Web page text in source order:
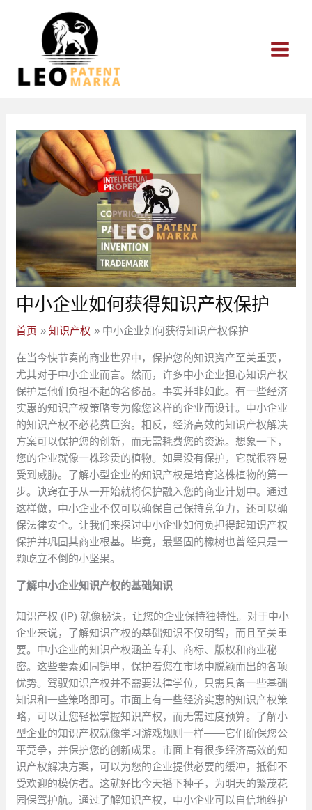
中小企业如何获得知识产权保护
首页 知识产权 中小企业如何获得知识产权保护
在当今快节奏的商业世界中，保护您的知识资产至关重要，
尤其对于中小企业而言。然而，许多中小企业担心知识产权
保护是他们负担不起的奢侈品。事实并非如此。有一些经济
实惠的知识产权策略专为像您这样的企业而设计。中小企业
的知识产权不必花费巨资。相反，经济高效的知识产权解决
方案可以保护您的创新，而无需耗费您的资源。想象一下，
您的企业就像一株珍贵的植物。如果没有保护，它就很容易
受到威胁。了解小型企业的知识产权是培育这株植物的第一
步。诀窍在于从一开始就将保护融入您的商业计划中。通过
这样做，中小企业不仅可以确保自己保持竞争力，还可以确
保法律安全。让我们来探讨中小企业如何负担得起知识产权
保护并巩固其商业根基。毕竟，最坚固的橡树也曾经只是一
颗屹立不倒的小坚果。
了解中小企业知识产权的基础知识
知识产权 (IP) 就像秘诀，让您的企业保持独特性。对于中小
企业来说，了解知识产权的基础知识不仅明智，而且至关重
要。中小企业的知识产权涵盖专利、商标、版权和商业秘
密。这些要素如同铠甲，保护着您在市场中脱颖而出的各项
优势。驾驭知识产权并不需要法律学位，只需具备一些基础
知识和一些策略即可。市面上有一些经济实惠的知识产权策
略，可以让您轻松掌握知识产权，而无需过度预算。了解小
型企业的知识产权就像学习游戏规则一样——它们确保您公
平竞争，并保护您的创新成果。市面上有很多经济高效的知
识产权解决方案，可以为您的企业提供必要的缓冲，抵御不
受欢迎的模仿者。这就好比今天播下种子，为明天的繁茂花
园保驾护航。通过了解知识产权，中小企业可以自信地维护